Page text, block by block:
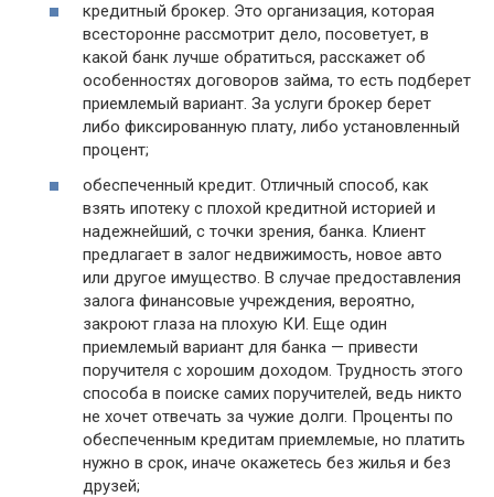
кредитный брокер. Это организация, которая
всесторонне рассмотрит дело, посоветует, в
какой банк лучше обратиться, расскажет об
особенностях договоров займа, то есть подберет
приемлемый вариант. За услуги брокер берет
либо фиксированную плату, либо установленный
процент;
обеспеченный кредит. Отличный способ, как
взять ипотеку с плохой кредитной историей и
надежнейший, с точки зрения, банка. Клиент
предлагает в залог недвижимость, новое авто
или другое имущество. В случае предоставления
залога финансовые учреждения, вероятно,
закроют глаза на плохую КИ. Еще один
приемлемый вариант для банка — привести
поручителя с хорошим доходом. Трудность этого
способа в поиске самих поручителей, ведь никто
не хочет отвечать за чужие долги. Проценты по
обеспеченным кредитам приемлемые, но платить
нужно в срок, иначе окажетесь без жилья и без
друзей;